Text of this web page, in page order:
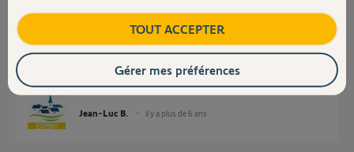
Bonjour.
Si je les ai mais meme à la visseuse je n arrive pas a les mettre.
Jean-Luc B. il y a plus de 6 ans
TOUT ACCEPTER
Gérer mes préférences